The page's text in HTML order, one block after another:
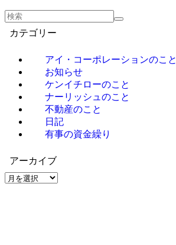
カテゴリー
アイ・コーポレーションのこと
お知らせ
ケンイチローのこと
ナーリッシュのこと
不動産のこと
日記
有事の資金繰り
アーカイブ
ア